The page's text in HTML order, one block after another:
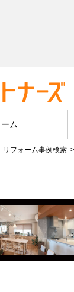
ム
リフォーム事例検索